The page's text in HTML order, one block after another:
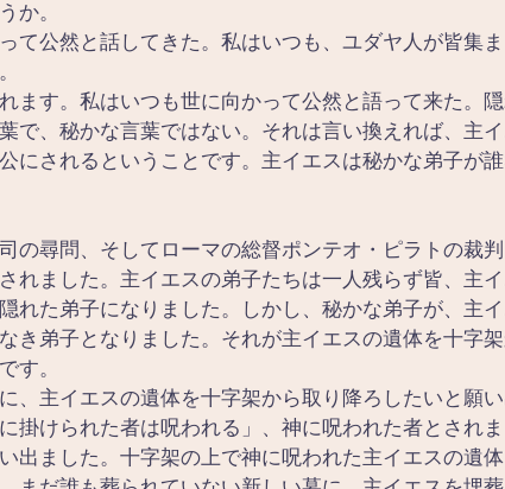
か。
って公然と話してきた。私はいつも、ユダヤ人が皆集
ます。私はいつも世に向かって公然と語って来た。
で、秘かな言葉ではない。それは言い換えれば、主
にされるということです。主イエスは秘かな弟子が
の尋問、そしてローマの総督ポンテオ・ピラトの裁
れました。主イエスの弟子たちは一人残らず皆、主
れた弟子になりました。しかし、秘かな弟子が、主
き弟子となりました。それが主イエスの遺体を十字
す。
、主イエスの遺体を十字架から取り降ろしたいと願
掛けられた者は呪われる」、神に呪われた者とされ
出ました。十字架の上で神に呪われた主イエスの遺